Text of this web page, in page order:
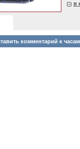
в
комментарий к